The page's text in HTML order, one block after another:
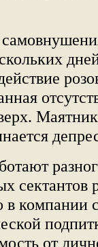
сектантов
в компании
от